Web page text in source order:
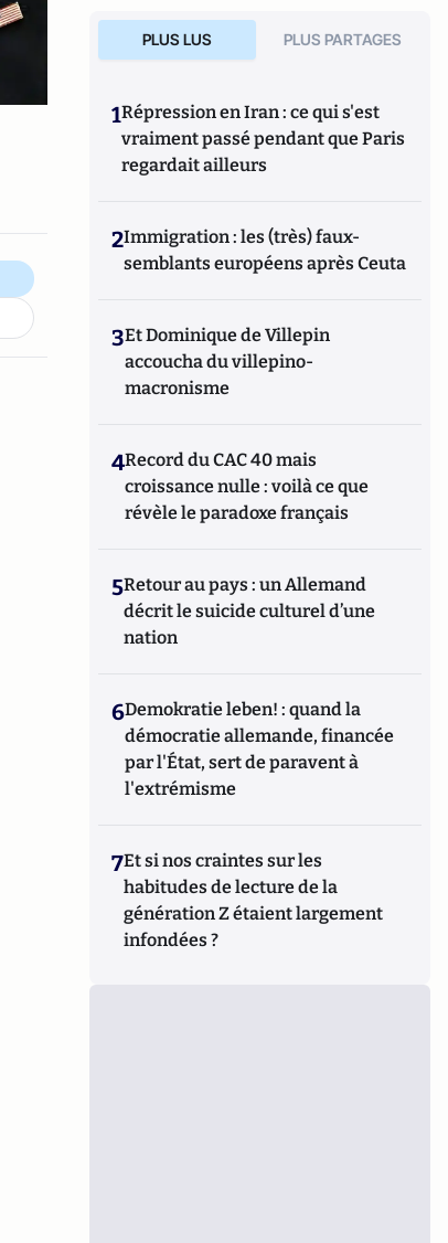
PLUS LUS PLUS PARTAGES
1Répression en Iran : ce qui s'est
vraiment passé pendant que Paris
regardait ailleurs
2Immigration : les (très) faux-
semblants européens après Ceuta
3Et Dominique de Villepin
accoucha du villepino-
macronisme
4Record du CAC 40 mais
croissance nulle : voilà ce que
révèle le paradoxe français
5Retour au pays : un Allemand
décrit le suicide culturel d’une
nation
6Demokratie leben! : quand la
démocratie allemande, financée
par l'État, sert de paravent à
l'extrémisme
7Et si nos craintes sur les
habitudes de lecture de la
génération Z étaient largement
infondées ?